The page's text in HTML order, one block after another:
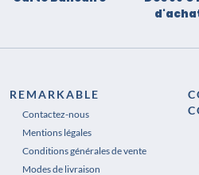
REMARKABLE
Contactez-nous
Mentions légales
Conditions générales de vente
Modes de livraison